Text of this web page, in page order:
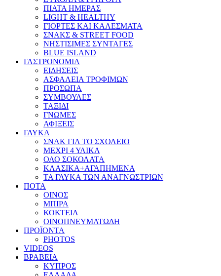
ΠΙΑΤΑ ΗΜΕΡΑΣ
LIGHT & HEALTHY
ΓΙΟΡΤΕΣ ΚΑΙ ΚΑΛΕΣΜΑΤΑ
ΣΝΑΚΣ & STREET FOOD
ΝΗΣΤΙΣΙΜΕΣ ΣΥΝΤΑΓΕΣ
BLUE ISLAND
ΓΑΣΤΡΟΝΟΜΙΑ
ΕΙΔΗΣΕΙΣ
ΑΣΦΑΛΕΙΑ ΤΡΟΦΙΜΩΝ
ΠΡΟΣΩΠΑ
ΣΥΜΒΟΥΛΕΣ
ΤΑΞΙΔΙ
ΓΝΩΜΕΣ
ΑΦΙΞΕΙΣ
ΓΛΥΚΑ
ΣΝΑΚ ΓΙΑ ΤΟ ΣΧΟΛΕΙΟ
ΜΕΧΡΙ 4 ΥΛΙΚΑ
ΟΛΟ ΣΟΚΟΛΑΤΑ
ΚΛΑΣΙΚΑ+ΑΓΑΠΗΜΕΝΑ
ΤΑ ΓΛΥΚΑ ΤΩΝ ΑΝΑΓΝΩΣΤΡΙΩΝ
ΠΟΤΑ
ΟΙΝΟΣ
ΜΠΙΡΑ
ΚΟΚΤΕΙΛ
ΟΙΝΟΠΝΕΥΜΑΤΩΔΗ
ΠΡΟΪΟΝΤΑ
PHOTOS
VIDEOS
ΒΡΑΒΕΙΑ
ΚΥΠΡΟΣ